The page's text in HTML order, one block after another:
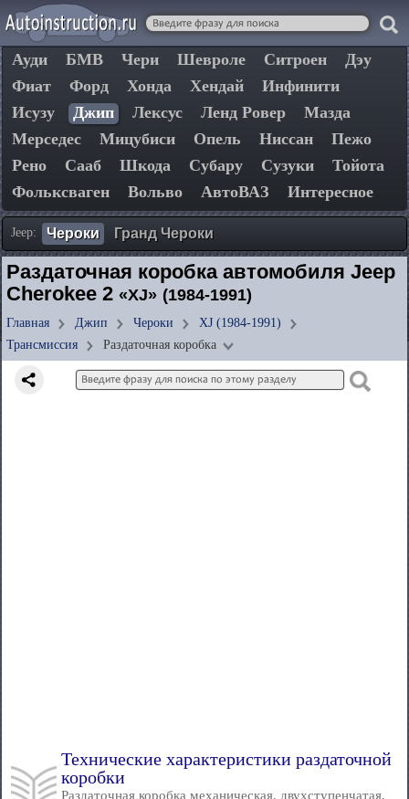
Ауди БМВ Чери Шевроле Ситроен
Дэу
Фиат
Форд Хонда Хендай
Инфинити
Исузу
Джип Лексус Ленд Ровер
Мазда
Мерседес
Мицубиси Опель Ниссан
Пежо
Рено
Сааб Шкода Субару Сузуки
Тойота
Фольксваген
Вольво АвтоВАЗ Интересное
Jeep: Чероки Гранд Чероки
Раздаточная коробка автомобиля Jeep
Cherokee 2 «XJ» (1984-1991)
Главная Джип Чероки
XJ (1984-1991)
Трансмиссия
Раздаточная коробка
Технические характеристики раздаточной
коробки
Раздаточная коробка механическая, двухступенчатая,